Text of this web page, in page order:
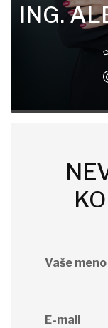
ING.
Vaše meno
E-mail